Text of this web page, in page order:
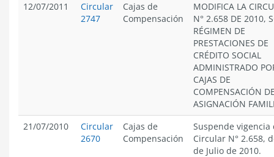
12/07/2011
Circular
2747
Cajas de
Compensación
MODIFICA LA
N° 2.658 DE 2010,
RÉGIMEN DE
PRESTACIONES DE
CRÉDITO SOCIAL
ADMINISTRADO
CAJAS DE
COMPENSACIÓN
ASIGNACIÓN
21/07/2010
Circular
2670
Cajas de
Compensación
Suspende vigencia
Circular N° 2.658,
de Julio de 2010.